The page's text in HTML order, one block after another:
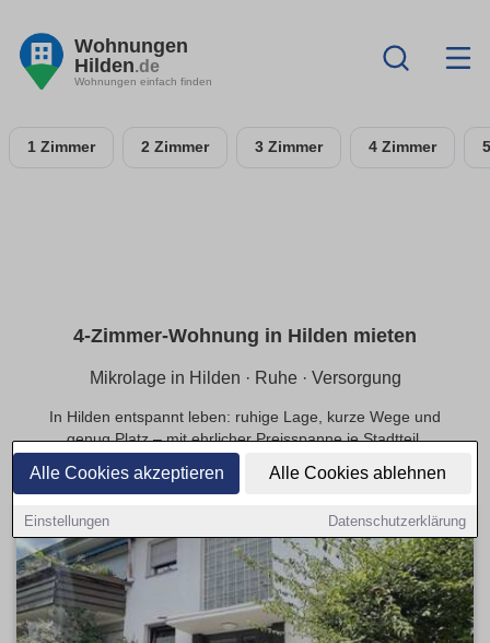
Alle Cookies akzeptieren Alle Cookies ablehnen
Einstellungen Datenschutzerklärung
Wohnungen
Hilden.de
Wohnungen einfach finden
1 Zimmer 2 Zimmer 3 Zimmer 4 Zimmer
4-Zimmer-Wohnung in Hilden mieten
Mikrolage in Hilden · Ruhe · Versorgung
In Hilden entspannt leben: ruhige Lage, kurze Wege und
genug Platz – mit ehrlicher Preisspanne je Stadtteil.